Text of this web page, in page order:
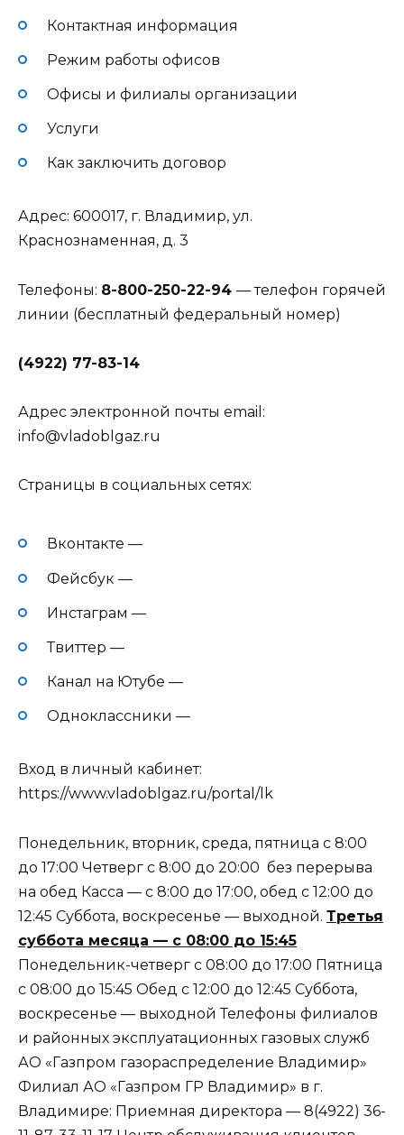
Контактная информация
Режим работы офисов
Офисы и филиалы организации
Услуги
Как заключить договор
Адрес: 600017, г. Владимир, ул.
Краснознаменная, д. 3
Телефоны: 8-800-250-22-94 — телефон горячей
линии (бесплатный федеральный номер)
(4922) 77-83-14
Адрес электронной почты email:
info@vladoblgaz.ru
Страницы в социальных сетях:
Вконтакте —
Фейсбук —
Инстаграм —
Твиттер —
Канал на Ютубе —
Одноклассники —
Вход в личный кабинет:
https://www.vladoblgaz.ru/portal/lk
Понедельник, вторник, среда, пятница с 8:00
до 17:00 Четверг с 8:00 до 20:00 без перерыва
на обед Касса — с 8:00 до 17:00, обед с 12:00 до
12:45 Суббота, воскресенье — выходной. Третья
суббота месяца — с 08:00 до 15:45
Понедельник-четверг с 08:00 до 17:00 Пятница
с 08:00 до 15:45 Обед с 12:00 до 12:45 Суббота,
воскресенье — выходной Телефоны филиалов
и районных эксплуатационных газовых служб
АО «Газпром газораспределение Владимир»
Филиал АО «Газпром ГР Владимир» в г.
Владимире: Приемная директора — 8(4922) 36-